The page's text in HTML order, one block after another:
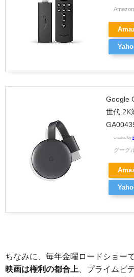
Amazon
Google
世代 2K
created by
グーグ
ちなみに、毎年金曜ロードショー
映画は権利の都合上 、プライムビ